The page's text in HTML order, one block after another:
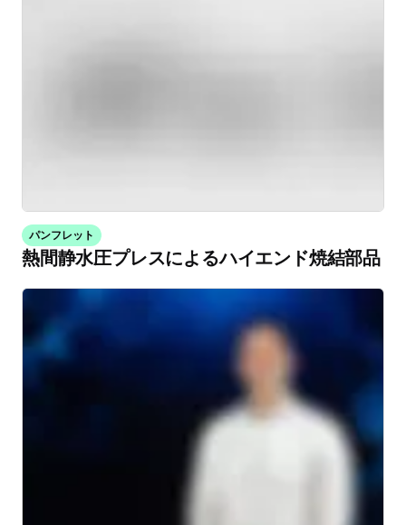
パンフレット
熱間静水圧プレスによるハイエンド焼結部品